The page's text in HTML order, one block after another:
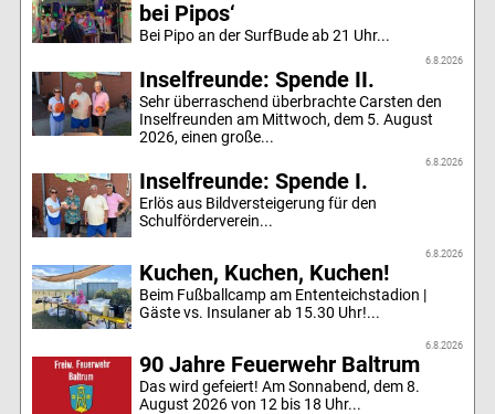
bei Pipos‘
Bei Pipo an der SurfBude ab 21 Uhr...
6.8.2026
Inselfreunde: Spende II.
Sehr überraschend überbrachte Carsten den
Inselfreunden am Mittwoch, dem 5. August
2026, einen große...
6.8.2026
Inselfreunde: Spende I.
Erlös aus Bildversteigerung für den
Schulförderverein...
6.8.2026
Kuchen, Kuchen, Kuchen!
Beim Fußballcamp am Ententeichstadion |
Gäste vs. Insulaner ab 15.30 Uhr!...
6.8.2026
90 Jahre Feuerwehr Baltrum
Das wird gefeiert! Am Sonnabend, dem 8.
August 2026 von 12 bis 18 Uhr...